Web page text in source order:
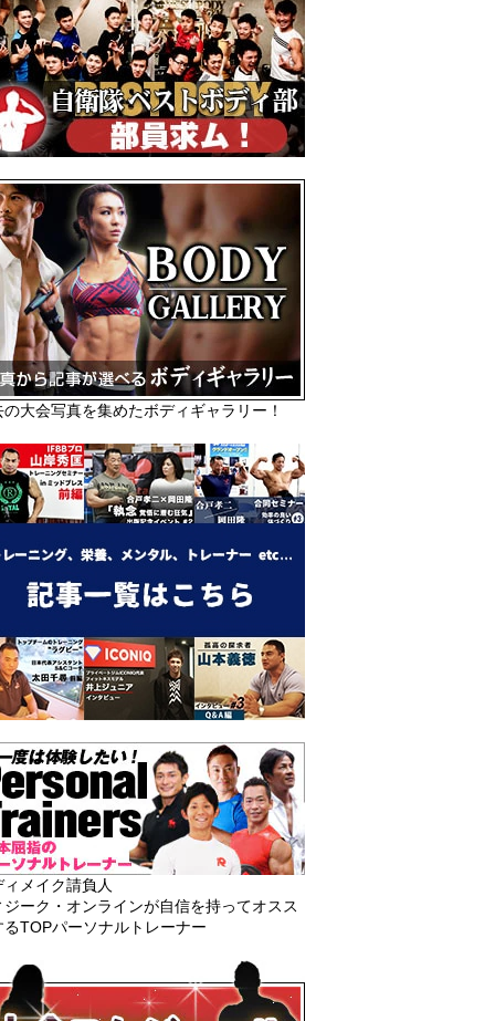
の大会写真を集めたボディギャラリー！
ィメイク請負人
ジーク・オンラインが自信を持ってオスス
るTOPパーソナルトレーナー